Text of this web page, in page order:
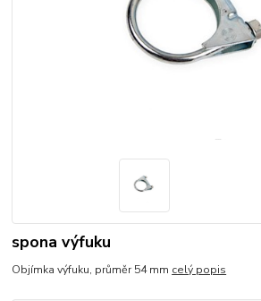
spona výfuku
Objímka výfuku, průměr 54 mm celý popis